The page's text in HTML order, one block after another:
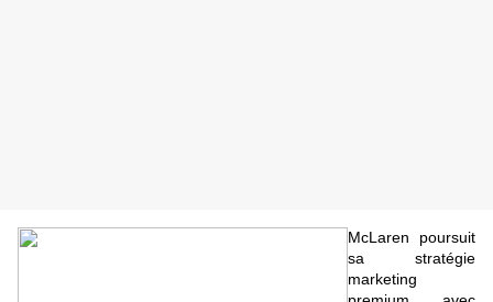
McLaren poursuit
sa stratégie
marketing